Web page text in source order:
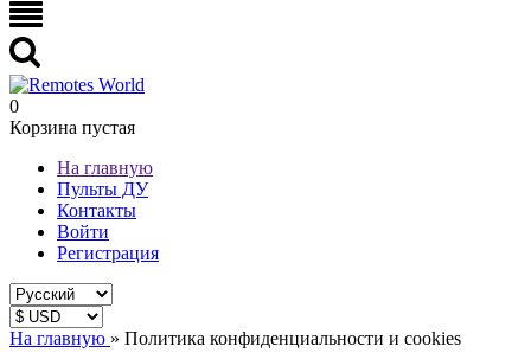
0
Корзина пустая
На главную
Пульты ДУ
Контакты
Войти
Регистрация
На главную » Политика конфиденциальности и cookies